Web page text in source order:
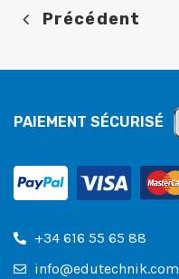
Précédent
PAIEMENT SÉCURISÉ
+34 616 55 65 88
info@edutechnik.com